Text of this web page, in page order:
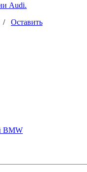
Audi.
/ Оставить
BMW